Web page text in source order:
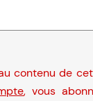
contenu de
, vous